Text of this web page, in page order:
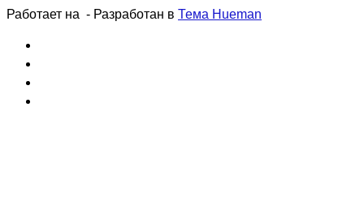
Работает на - Разработан в Тема Hueman